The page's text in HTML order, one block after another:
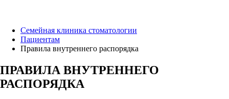
Семейная клиника стоматологии
Пациентам
Правила внутреннего распорядка
ПРАВИЛА ВНУТРЕННЕГО
РАСПОРЯДКА